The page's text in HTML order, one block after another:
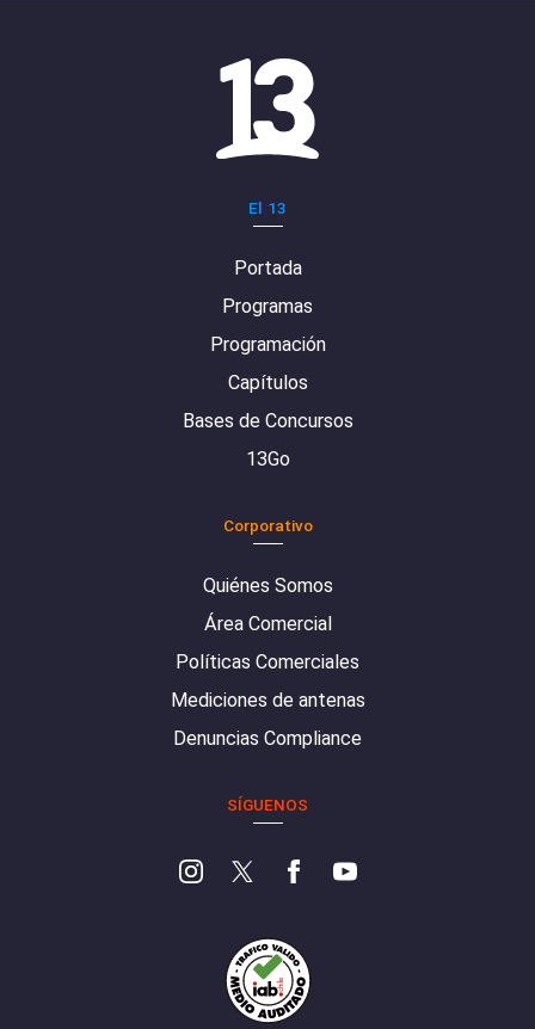
El 13
Portada
Programas
Programación
Capítulos
Bases de Concursos
13Go
Corporativo
Quiénes Somos
Área Comercial
Políticas Comerciales
Mediciones de antenas
Denuncias Compliance
SÍGUENOS